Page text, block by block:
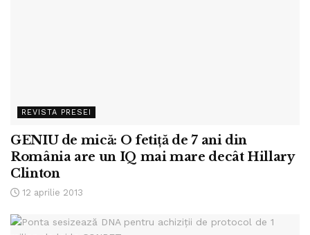
REVISTA PRESEI
GENIU de mică: O fetiţă de 7 ani din
România are un IQ mai mare decât Hillary
Clinton
12 aprilie 2013